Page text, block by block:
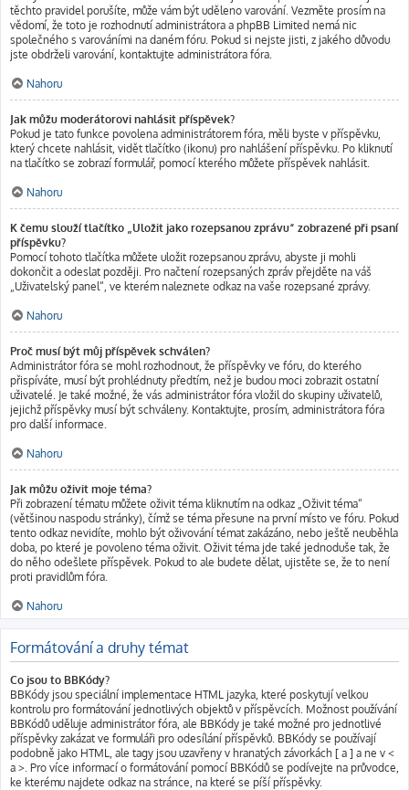
těchto pravidel porušíte, může vám být uděleno varování. Vezměte prosím na
vědomí, že toto je rozhodnutí administrátora a phpBB Limited nemá nic
společného s varováními na daném fóru. Pokud si nejste jisti, z jakého důvodu
jste obdrželi varování, kontaktujte administrátora fóra.
Nahoru
Jak můžu moderátorovi nahlásit příspěvek?
Pokud je tato funkce povolena administrátorem fóra, měli byste v příspěvku,
který chcete nahlásit, vidět tlačítko (ikonu) pro nahlášení příspěvku. Po kliknutí
na tlačítko se zobrazí formulář, pomocí kterého můžete příspěvek nahlásit.
Nahoru
K čemu slouží tlačítko „Uložit jako rozepsanou zprávu“ zobrazené při psaní
příspěvku?
Pomocí tohoto tlačítka můžete uložit rozepsanou zprávu, abyste ji mohli
dokončit a odeslat později. Pro načtení rozepsaných zpráv přejděte na váš
„Uživatelský panel“, ve kterém naleznete odkaz na vaše rozepsané zprávy.
Nahoru
Proč musí být můj příspěvek schválen?
Administrátor fóra se mohl rozhodnout, že příspěvky ve fóru, do kterého
přispíváte, musí být prohlédnuty předtím, než je budou moci zobrazit ostatní
uživatelé. Je také možné, že vás administrátor fóra vložil do skupiny uživatelů,
jejichž příspěvky musí být schváleny. Kontaktujte, prosím, administrátora fóra
pro další informace.
Nahoru
Jak můžu oživit moje téma?
Při zobrazení tématu můžete oživit téma kliknutím na odkaz „Oživit téma“
(většinou naspodu stránky), čímž se téma přesune na první místo ve fóru. Pokud
tento odkaz nevidíte, mohlo být oživování témat zakázáno, nebo ještě neuběhla
doba, po které je povoleno téma oživit. Oživit téma jde také jednoduše tak, že
do něho odešlete příspěvek. Pokud to ale budete dělat, ujistěte se, že to není
proti pravidlům fóra.
Nahoru
Formátování a druhy témat
Co jsou to BBKódy?
BBKódy jsou speciální implementace HTML jazyka, které poskytují velkou
kontrolu pro formátování jednotlivých objektů v příspěvcích. Možnost používání
BBKódů uděluje administrátor fóra, ale BBKódy je také možné pro jednotlivé
příspěvky zakázat ve formuláři pro odesílání příspěvků. BBKódy se používají
podobně jako HTML, ale tagy jsou uzavřeny v hranatých závorkách [ a ] a ne v <
a >. Pro více informací o formátování pomocí BBKódů se podívejte na průvodce,
ke kterému najdete odkaz na stránce, na které se píší příspěvky.